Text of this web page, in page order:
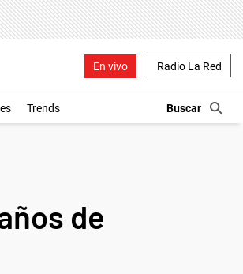
En vivo Radio La Red
Trends
de